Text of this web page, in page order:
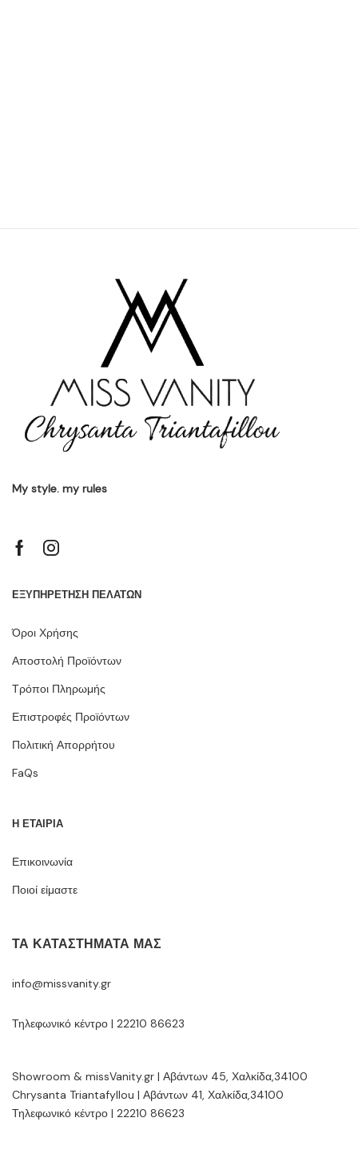
My style. my rules
ΕΞΥΠΗΡΕΤΗΣΗ ΠΕΛΑΤΩΝ
Όροι Χρήσης
Αποστολή Προϊόντων
Τρόποι Πληρωμής
Επιστροφές Προϊόντων
Πολιτική Απορρήτου
FaQs
Η ΕΤΑΙΡΙΑ
Επικοινωνία
Ποιοί είμαστε
ΤΑ ΚΑΤΑΣΤΉΜΑΤΆ ΜΑΣ
info@missvanity.gr
Τηλεφωνικό κέντρο | 22210 86623
Showroom & missVanity.gr | Αβάντων 45, Χαλκίδα,34100
Chrysanta Triantafyllou | Αβάντων 41, Χαλκίδα,34100
Τηλεφωνικό κέντρο | 22210 86623